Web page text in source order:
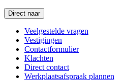
Direct naar
Veelgestelde vragen
Vestigingen
Contactformulier
Klachten
Direct contact
Werkplaatsafspraak plannen